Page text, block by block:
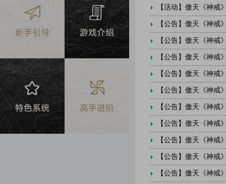
【活动】 傲天《神戒
【公告】 傲天《神戒
【公告】 傲天《神戒
【公告】 傲天《神戒
【公告】 傲天《神戒
【公告】 傲天《神戒
【公告】 傲天《神戒
【公告】 傲天《神戒
【公告】 傲天《神戒
【公告】 傲天《神戒
【公告】 傲天《神戒